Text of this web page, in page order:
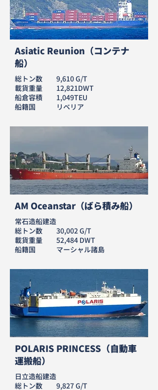
Asiatic Reunion（コンテナ
船）
総トン数 9,610 G/T
載貨重量 12,821DWT
船倉容積 1,049TEU
​船籍国 リベリア
AM Oceanstar（ばら積み船）
常石造船建造
総トン数 30,002 G/T
載貨重量 52,484 DWT
​船籍国 マーシャル諸島
POLARIS PRINCESS（自動車
運搬船）
日立造船建造
総トン数 9,827 G/T